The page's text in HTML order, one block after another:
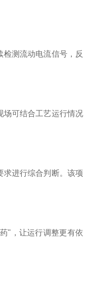
测流动电流信号，反
场可结合工艺运行情况
求进行综合判断。该项
"，让运行调整更有依